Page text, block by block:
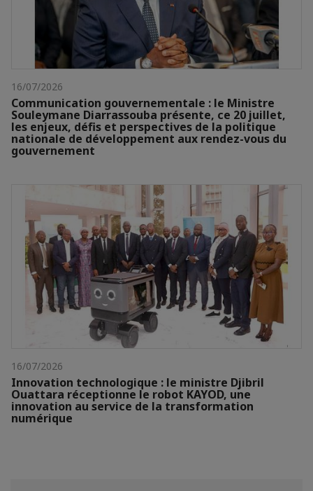
16/07/2026
Communication gouvernementale : le Ministre
Souleymane Diarrassouba présente, ce 20 juillet,
les enjeux, défis et perspectives de la politique
nationale de développement aux rendez-vous du
gouvernement
16/07/2026
Innovation technologique : le ministre Djibril
Ouattara réceptionne le robot KAYOD, une
innovation au service de la transformation
numérique